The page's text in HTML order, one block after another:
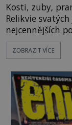
Kosti, zuby,
Relikvie
nejcennějších
mají pečlivě
záhady,
o skutečné historické
Evropě mají
jen
ZOBRAZIT VÍCE